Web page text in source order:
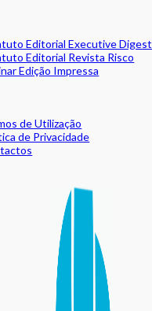
Editorial Executive Digest
Editorial Revista Risco
Edição Impressa
de Utilização
de Privacidade